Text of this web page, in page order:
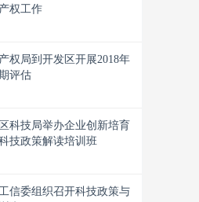
权工作
权局到开发区开展2018年
评估
科技局举办企业创新培育
技政策解读培训班
信委组织召开科技政策与